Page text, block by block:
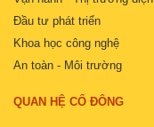
Đầu tư phát triển
Khoa học công nghệ
An toàn - Môi trường
QUAN HỆ CỔ ĐÔNG